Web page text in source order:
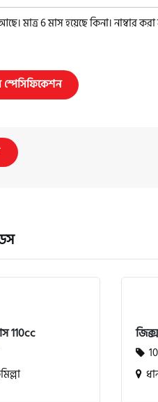
মাত্র 6 মাস হয়েছে কিনা। নাম্বার
110cc